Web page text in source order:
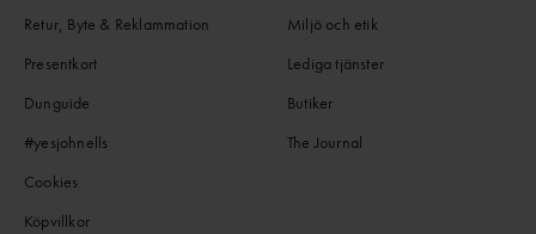
Retur, Byte & Reklammation
Presentkort
Dunguide
#yesjohnells
Cookies
Köpvillkor
Miljö och etik
Lediga tjänster
Butiker
The Journal